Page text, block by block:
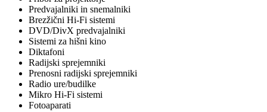
Predvajalniki in snemalniki
Brezžični Hi-Fi sistemi
DVD/DivX predvajalniki
Sistemi za hišni kino
Diktafoni
Radijski sprejemniki
Prenosni radijski sprejemniki
Radio ure/budilke
Mikro Hi-Fi sistemi
Fotoaparati